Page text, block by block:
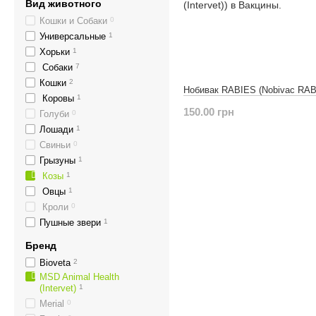
Нобивак RABIES (Nobivac
150.00 грн
Вид животного
Кошки и Собаки 0
Универсальные 1
Хорьки 1
Собаки 7
Кошки 2
Коровы 1
Голуби 0
Лошади 1
Свиньи 0
Грызуны 1
Козы 1
Овцы 1
Кроли 0
Пушные звери 1
Бренд
Bioveta 2
MSD Animal Health
(Intervet) 1
Merial 0